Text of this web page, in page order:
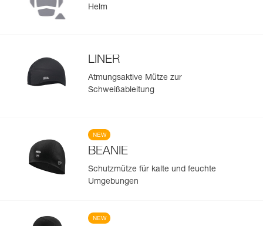
Helm
LINER
Atmungsaktive Mütze zur
Schweißableitung
NEW
BEANIE
Schutzmütze für kalte und feuchte
Umgebungen
NEW